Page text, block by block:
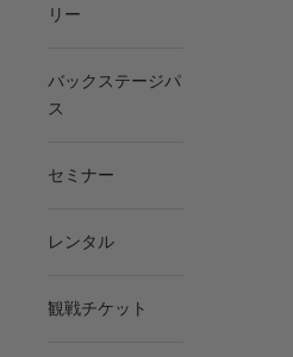
リー
バックステージパ
ス
セミナー
レンタル
観戦チケット